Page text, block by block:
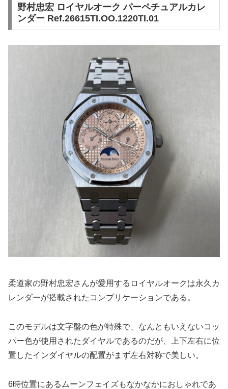
野村忠宏 ロイヤルオーク パーペチュアルカレ
ンダー Ref.26615TI.OO.1220TI.01
柔道家の野村忠宏さんが愛用するロイヤルオークは永久カ
レンダーが搭載されたコンプリケーションである。
このモデルは文字盤の色が特殊で、なんともいえないコッ
パー色が使用されたダイヤルであるのだが、上下左右に位
置したインダイヤルの配置がまず左右対称で美しい。
6時位置にあるムーンフェイズもなかなかにおしゃれであ